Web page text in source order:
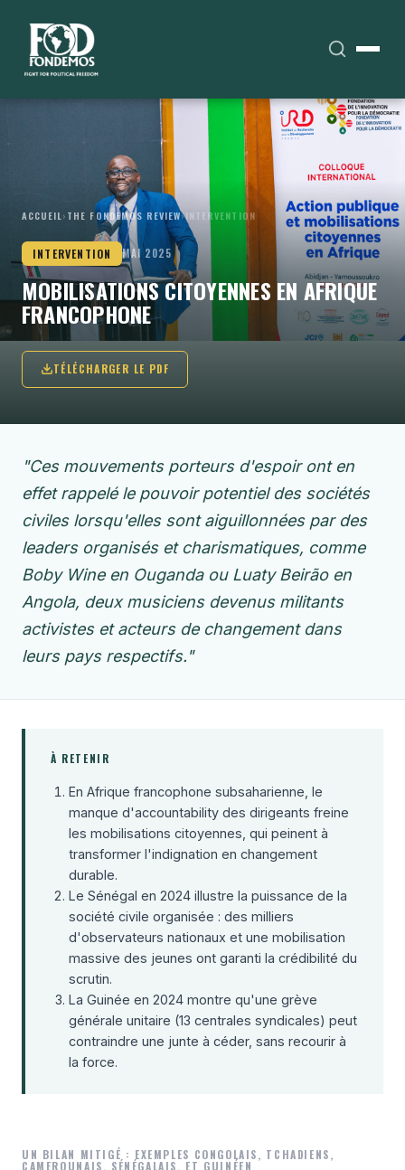
ACCUEIL› THE FONDEMOS REVIEW›INTERVENTION
INTERVENTION MAI 2025
MOBILISATIONS CITOYENNES EN AFRIQUE
FRANCOPHONE
TÉLÉCHARGER LE PDF
"Ces mouvements porteurs d'espoir ont en
effet rappelé le pouvoir potentiel des sociétés
civiles lorsqu'elles sont aiguillonnées par des
leaders organisés et charismatiques, comme
Boby Wine en Ouganda ou Luaty Beirão en
Angola, deux musiciens devenus militants
activistes et acteurs de changement dans
leurs pays respectifs."
À RETENIR
En Afrique francophone subsaharienne, le
manque d'accountability des dirigeants freine
les mobilisations citoyennes, qui peinent à
transformer l'indignation en changement
durable.
Le Sénégal en 2024 illustre la puissance de la
société civile organisée : des milliers
d'observateurs nationaux et une mobilisation
massive des jeunes ont garanti la crédibilité du
scrutin.
La Guinée en 2024 montre qu'une grève
générale unitaire (13 centrales syndicales) peut
contraindre une junte à céder, sans recourir à
la force.
UN BILAN MITIGÉ : EXEMPLES CONGOLAIS, TCHADIENS,
CAMEROUNAIS, SÉNÉGALAIS, ET GUINÉEN